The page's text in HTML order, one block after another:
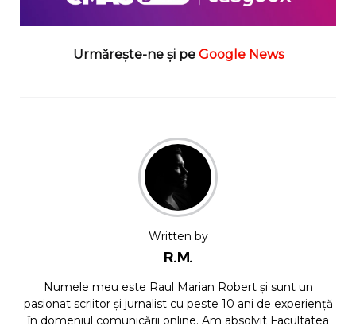
Urmărește-ne și pe Google News
Written by
R.M.
Numele meu este Raul Marian Robert și sunt un
pasionat scriitor și jurnalist cu peste 10 ani de experiență
în domeniul comunicării online. Am absolvit Facultatea